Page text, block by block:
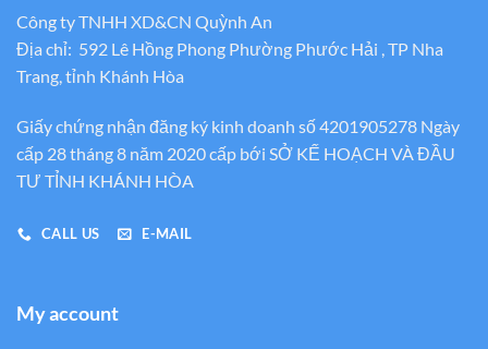
Công ty TNHH XD&CN Quỳnh An
Địa chỉ: 592 Lê Hồng Phong Phường Phước Hải , TP Nha
Trang, tỉnh Khánh Hòa
Giấy chứng nhận đăng ký kinh doanh số 4201905278 Ngày
cấp 28 tháng 8 năm 2020 cấp bới SỞ KẾ HOẠCH VÀ ĐẦU
TƯ TỈNH KHÁNH HÒA
CALL US E-MAIL
My account